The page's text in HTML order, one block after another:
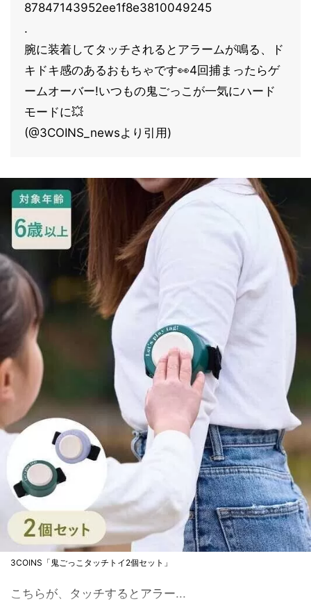
87847143952ee1f8e3810049245
.
腕に装着してタッチされるとアラームが鳴る、ド
キドキ感のあるおもちゃです👀4回捕まったらゲ
ームオーバー!いつもの鬼ごっこが一気にハード
モードに💥
(@3COINS_newsより引用)
3COINS「鬼ごっこタッチトイ2個セット」
こちらが、タッチするとアラー...